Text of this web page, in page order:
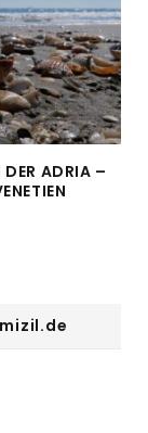
DER ADRIA –